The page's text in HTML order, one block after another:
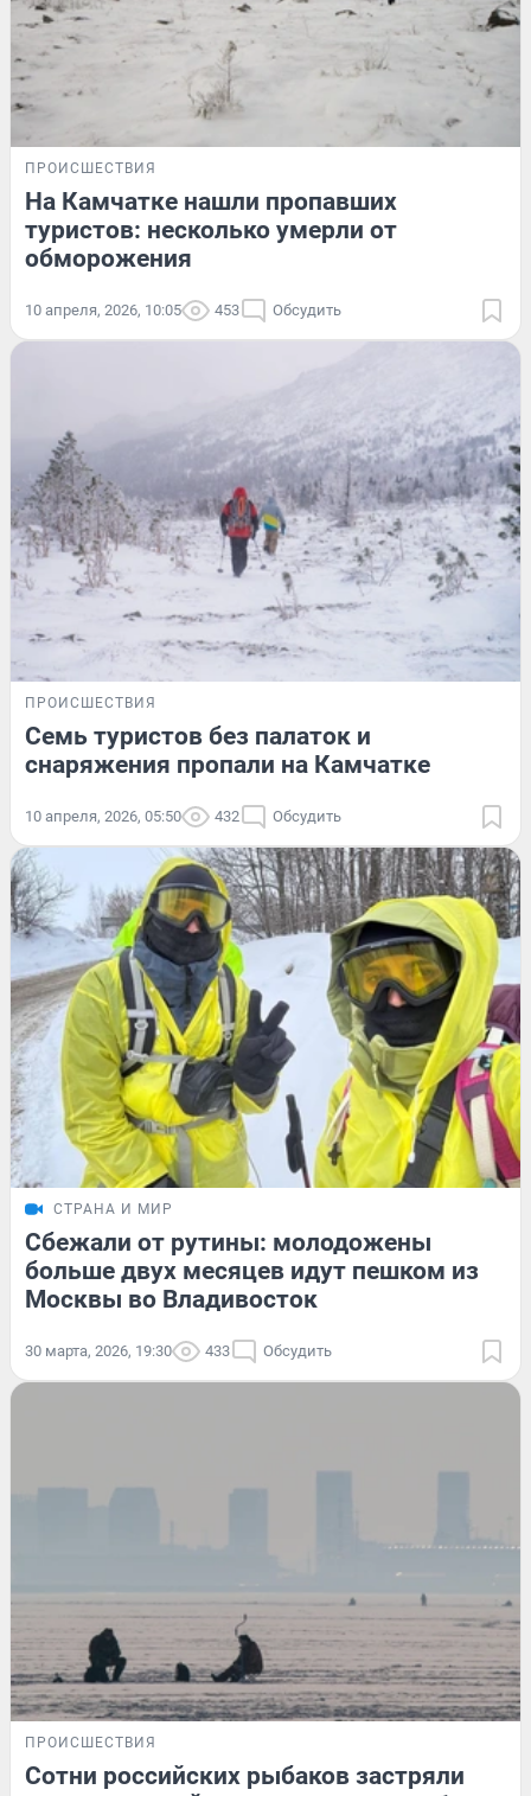
ПРОИСШЕСТВИЯ
На Камчатке нашли пропавших
туристов: несколько умерли от
обморожения
10 апреля, 2026, 10:05 453 Обсудить
ПРОИСШЕСТВИЯ
Семь туристов без палаток и
снаряжения пропали на Камчатке
10 апреля, 2026, 05:50 432 Обсудить
СТРАНА И МИР
Сбежали от рутины: молодожены
больше двух месяцев идут пешком из
Москвы во Владивосток
30 марта, 2026, 19:30 433 Обсудить
ПРОИСШЕСТВИЯ
Сотни российских рыбаков застряли